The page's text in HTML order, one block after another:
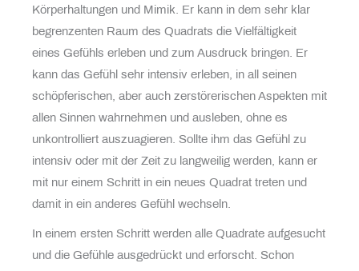
Körperhaltungen und Mimik. Er kann in dem sehr klar
begrenzenten Raum des Quadrats die Vielfältigkeit
eines Gefühls erleben und zum Ausdruck bringen. Er
kann das Gefühl sehr intensiv erleben, in all seinen
schöpferischen, aber auch zerstörerischen Aspekten mit
allen Sinnen wahrnehmen und ausleben, ohne es
unkontrolliert auszuagieren. Sollte ihm das Gefühl zu
intensiv oder mit der Zeit zu langweilig werden, kann er
mit nur einem Schritt in ein neues Quadrat treten und
damit in ein anderes Gefühl wechseln.
In einem ersten Schritt werden alle Quadrate aufgesucht
und die Gefühle ausgedrückt und erforscht. Schon